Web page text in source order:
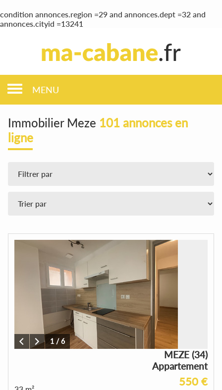
condition annonces.region =29 and annonces.dept =32 and
annonces.cityid =13241
MENU
Immobilier Meze 101 annonces en
ligne
1 /6
MEZE (34)
Appartement
550 €